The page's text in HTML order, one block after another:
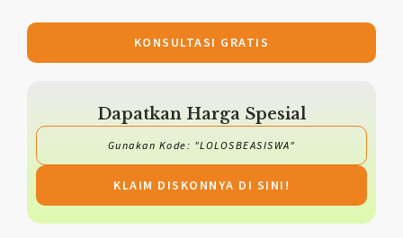
KONSULTASI GRATIS
Dapatkan Harga Spesial
Gunakan Kode: "LOLOSBEASISWA"
KLAIM DISKONNYA DI SINI!